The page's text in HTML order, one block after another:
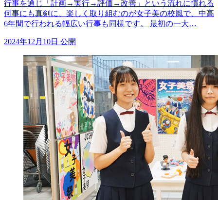
行事を通じ「計画→実行→評価→改善」という流れに慣れる
何事にも真剣に、楽しく取り組むのが女子美の校風で、中高
6年間で行われる幅広い行事も同様です。 最初の一大…
2024年12月10日 公開